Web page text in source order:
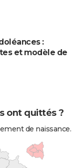
:
et modèle de
ont quittés ?
de naissance.